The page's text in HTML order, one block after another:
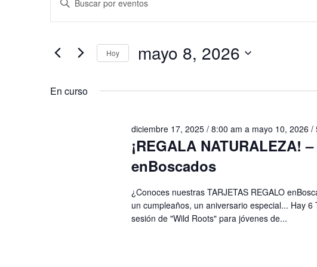
en
mayo
2026
de
búsqueda
vistas
Busca
para
Hoy mayo 8, 2026
En curso
¡REGALA NATURALEZA!
enBoscados
diciembre 17, 2025 / 8:00 am a mayo 10, 2026 /
¿Conoces nuestras TARJETAS REGALO
un cumpleaños, un aniversario especial... Hay
sesión de "Wild Roots" para jóvenes de...